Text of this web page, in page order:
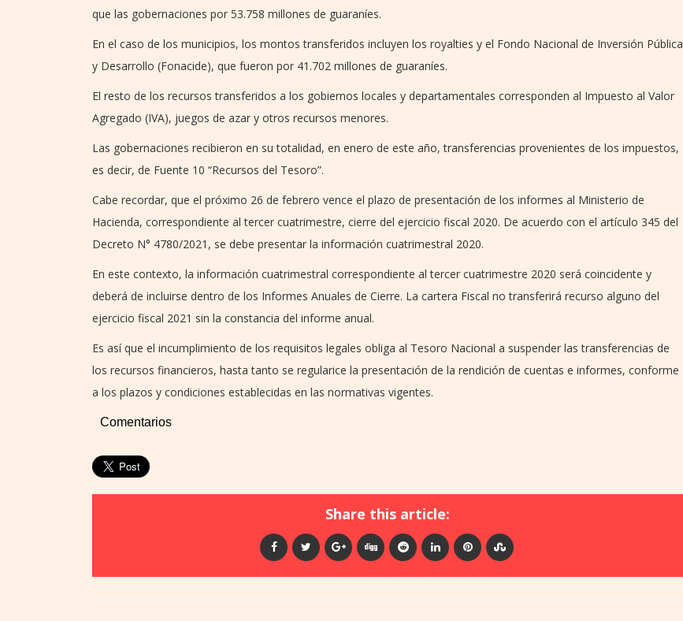
que las gobernaciones por 53.758 millones de guaraníes.
En el caso de los municipios, los montos transferidos incluyen los royalties y el Fondo Nacional de Inversión Pública
y Desarrollo (Fonacide), que fueron por 41.702 millones de guaraníes.
El resto de los recursos transferidos a los gobiernos locales y departamentales corresponden al Impuesto al Valor
Agregado (IVA), juegos de azar y otros recursos menores.
Las gobernaciones recibieron en su totalidad, en enero de este año, transferencias provenientes de los impuestos,
es decir, de Fuente 10 “Recursos del Tesoro”.
Cabe recordar, que el próximo 26 de febrero vence el plazo de presentación de los informes al Ministerio de
Hacienda, correspondiente al tercer cuatrimestre, cierre del ejercicio fiscal 2020. De acuerdo con el artículo 345 del
Decreto N° 4780/2021, se debe presentar la información cuatrimestral 2020.
En este contexto, la información cuatrimestral correspondiente al tercer cuatrimestre 2020 será coincidente y
deberá de incluirse dentro de los Informes Anuales de Cierre. La cartera Fiscal no transferirá recurso alguno del
ejercicio fiscal 2021 sin la constancia del informe anual.
Es así que el incumplimiento de los requisitos legales obliga al Tesoro Nacional a suspender las transferencias de
los recursos financieros, hasta tanto se regularice la presentación de la rendición de cuentas e informes, conforme
a los plazos y condiciones establecidas en las normativas vigentes.
Comentarios
Share this article: